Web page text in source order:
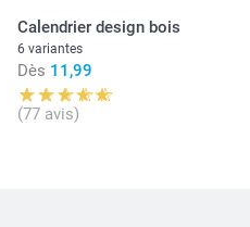
Calendrier design bois
6 variantes
Dès 11,99
(77 avis)